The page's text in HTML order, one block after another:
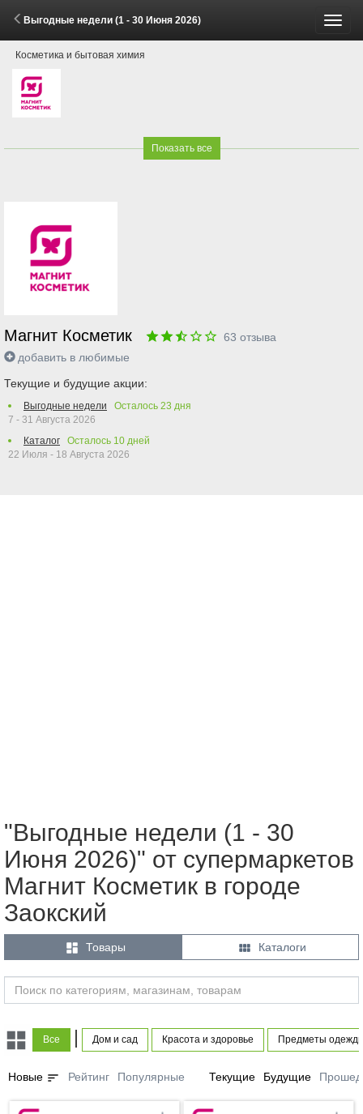
Выгодные недели (1 - 30 Июня 2026)
Косметика и бытовая химия
Показать все
Магнит Косметик 63 отзыва
добавить в любимые
Текущие и будущие акции:
Выгодные недели Осталось 23 дня
7 - 31 Августа 2026
Каталог
Осталось 10 дней
22 Июля - 18 Августа 2026
"Выгодные недели (1 - 30
Июня 2026)" от супермаркетов
Магнит Косметик в городе
Заокский
 Товары  Каталоги
Все | Дом и сад Красота и здоровье Предметы
Новые sort Рейтинг Популярные Текущие Будущие